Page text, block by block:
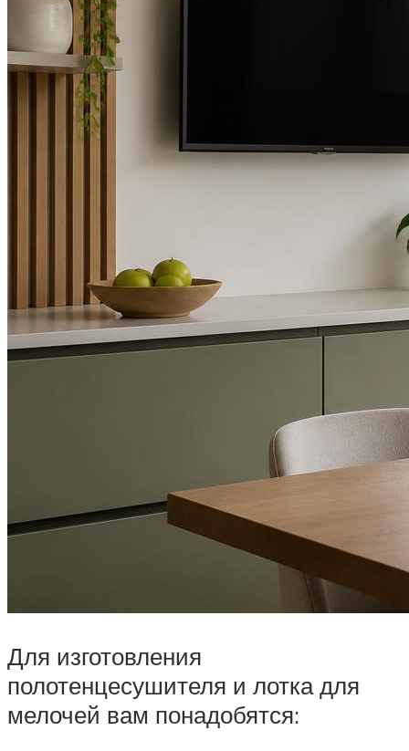
Для изготовления
полотенцесушителя и лотка для
мелочей вам понадобятся: